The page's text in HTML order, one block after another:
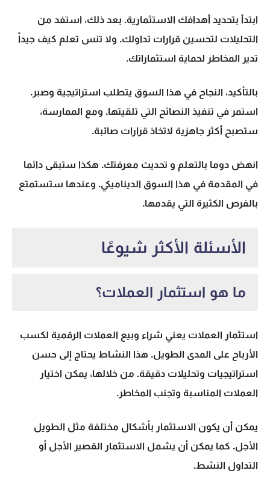
ابتدأ بتحديد أهدافك الاستثمارية. بعد ذلك، استفد من
التحليلات لتحسين قرارات تداولك. ولا تنس تعلم كيف جيداً
تدير المخاطر لحماية استثماراتك.
بالتأكيد، النجاح في هذا السوق يتطلب استراتيجية وصبر.
استمر في تنفيذ النصائح التي تلقيتها. ومع الممارسة،
ستصبح أكثر جاهزية لاتخاذ قرارات صائبة.
انهض دوما بالتعلم و تحديث معرفتك. هكذا ستبقى دائما
في المقدمة في هذا السوق الديناميكي. وعندها ستستمتع
بالفرص الكثيرة التي يقدمها.
الأسئلة الأكثر شيوعًا
ما هو استثمار العملات؟
استثمار العملات يعني شراء وبيع العملات الرقمية لكسب
الأرباح على المدى الطويل. هذا النشاط يحتاج إلى حسن
استراتيجيات وتحليلات دقيقة. من خلالها، يمكن اختيار
العملات المناسبة وتجنب المخاطر.
يمكن أن يكون الاستثمار بأشكال مختلفة مثل الطويل
الأجل. كما يمكن أن يشمل الاستثمار القصير الأجل أو
التداول النشط.